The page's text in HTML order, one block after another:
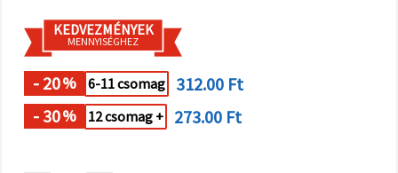
Beállításokban
megadhatja
preferenciáit
az adott
típusú sütik
kiválasztásával
"Mentés"
KEDVEZMÉNYEK
MENNYISÉGHEZ
- 20% 6-11 csomag
312.00 Ft
- 30% 12 csomag + 273.00 Ft